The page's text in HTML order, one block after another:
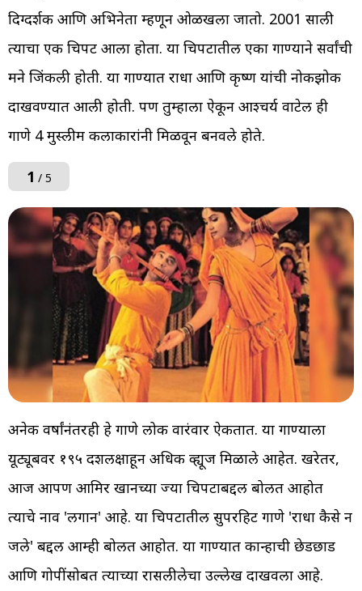
दिग्दर्शक आणि अभिनेता म्हणून ओळखला जातो. 2001 साली
त्याचा एक चित्रपट आला होता. या चित्रपटातील एका गाण्याने सर्वांची
मने जिंकली होती. या गाण्यात राधा आणि कृष्ण यांची नोकझोक
दाखवण्यात आली होती. पण तुम्हाला ऐकून आश्चर्य वाटेल ही
गाणे 4 मुस्लीम कलाकारांनी मिळवून बनवले होते.
1 / 5
अनेक वर्षांनंतरही हे गाणे लोक वारंवार ऐकतात. या गाण्याला
यूट्यूबवर १९५ दशलक्षाहून अधिक व्ह्यूज मिळाले आहेत. खरेतर,
आज आपण आमिर खानच्या ज्या चित्रपटाबद्दल बोलत आहोत
त्याचे नाव 'लगान' आहे. या चित्रपटातील सुपरहिट गाणे 'राधा कैसे न
जले' बद्दल आम्ही बोलत आहोत. या गाण्यात कान्हाची छेडछाड
आणि गोपींसोबत त्याच्या रासलीलेचा उल्लेख दाखवला आहे.